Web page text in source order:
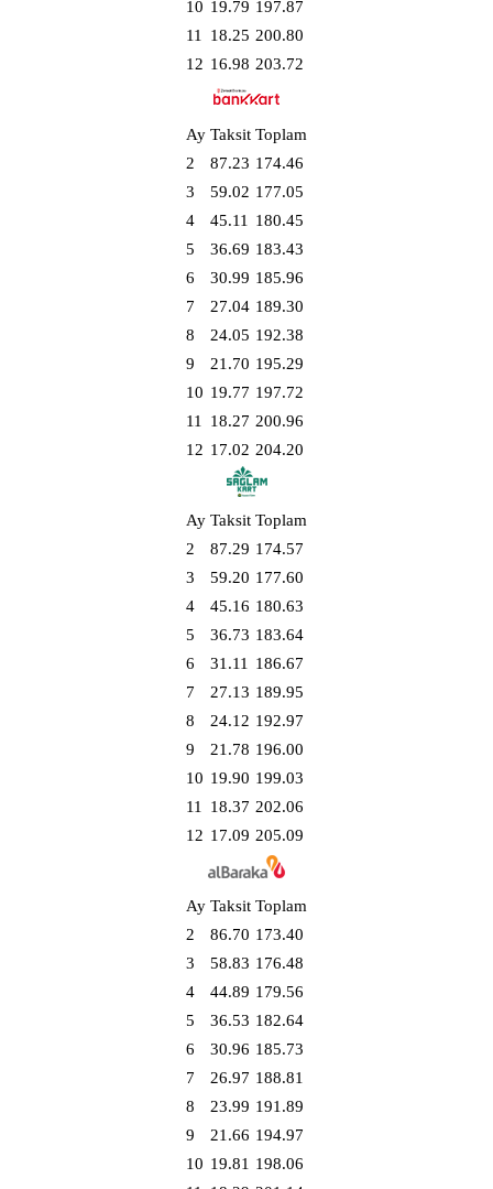
10 19.79 197.87
11
18.25 200.80
12 16.98 203.72
Ay Taksit Toplam
2
87.23 174.46
3
59.02 177.05
4
45.11
180.45
5
36.69 183.43
6
30.99 185.96
7
27.04 189.30
8
24.05 192.38
9
21.70 195.29
10 19.77 197.72
11
18.27 200.96
12 17.02 204.20
Ay Taksit Toplam
2
87.29 174.57
3
59.20 177.60
4
45.16 180.63
5
36.73 183.64
6
31.11
186.67
7
27.13 189.95
8
24.12 192.97
9
21.78 196.00
10 19.90 199.03
11
18.37 202.06
12 17.09 205.09
Ay Taksit Toplam
2
86.70 173.40
3
58.83 176.48
4
44.89 179.56
5
36.53 182.64
6
30.96 185.73
7
26.97 188.81
8
23.99 191.89
9
21.66 194.97
10 19.81 198.06